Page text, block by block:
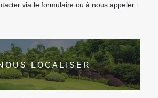
via le formulaire ou à nous appeler.
LOCALISER